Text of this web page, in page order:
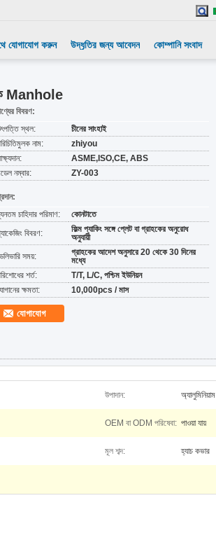
যোগাযোগ করুন উদ্ধৃতির জন্য আবেদন কোম্পানি সংবাদ
Manhole
বিবরণ:
স্থল:
চীনের সাংহাই
নাম:
zhiyou
ASME,ISO,CE, ABS
নম্বার:
ZY-003
চাহিদার পরিমাণ:
কোনটাতে
বিবরণ:
ফিল্ম প্যাকিং সঙ্গে প্লেট বা গ্রাহকের অনুরোধ
অনুযায়ী
সময়:
গ্রাহকের আদেশ অনুসারে 20 থেকে 30 দিনের
মধ্যে
শর্ত:
T/T, L/C, পশ্চিম ইউনিয়ন
ক্ষমতা:
10,000pcs / মাস
যোগাযোগ
উপাদান: অ্যালুমিনিয়াম
OEM বা ODM পরিষেবা: পাওয়া যায়
মূল শব্দ: হ্যাচ কভার